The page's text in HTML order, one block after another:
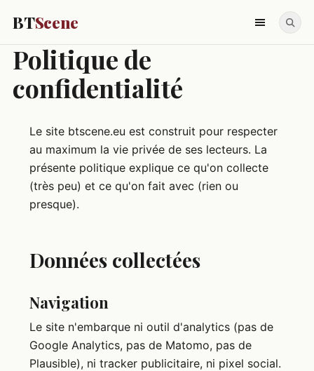
BTScene
Politique de
confidentialité
Le site btscene.eu est construit pour respecter
au maximum la vie privée de ses lecteurs. La
présente politique explique ce qu'on collecte
(très peu) et ce qu'on fait avec (rien ou
presque).
Données collectées
Navigation
Le site n'embarque ni outil d'analytics (pas de
Google Analytics, pas de Matomo, pas de
Plausible), ni tracker publicitaire, ni pixel social.